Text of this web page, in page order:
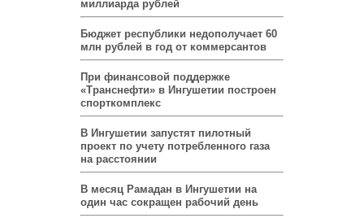
миллиарда рублей
Бюджет республики недополучает 60
млн рублей в год от коммерсантов
При финансовой поддержке
«Транснефти» в Ингушетии построен
спорткомплекс
В Ингушетии запустят пилотный
проект по учету потребленного газа
на расстоянии
В месяц Рамадан в Ингушетии на
один час сокращен рабочий день